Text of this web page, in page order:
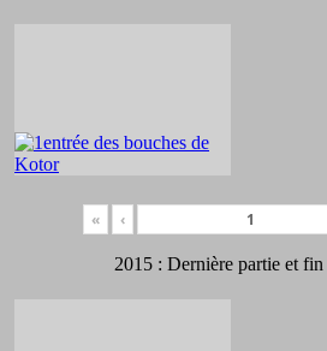
« ‹
2015 : Dernière partie et